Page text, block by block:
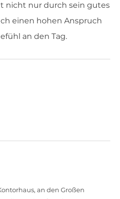
nicht nur durch sein gutes
einen hohen Anspruch
an den Tag.
an den Großen